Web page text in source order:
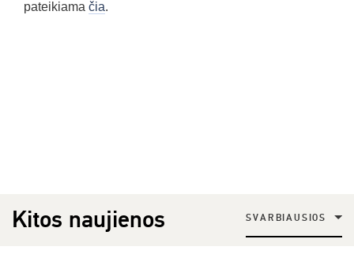
pateikiama čia.
Kitos naujienos SVARBIAUSIOS